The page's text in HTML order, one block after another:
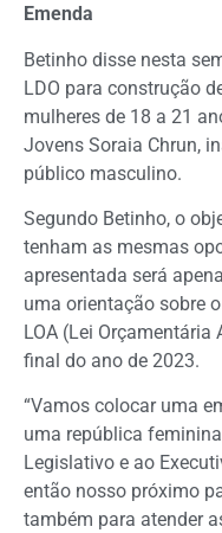
Emenda
Betinho disse nesta
LDO para construção
mulheres de 18 a 21
Jovens Soraia Chrun,
público masculino.
Segundo Betinho, o
tenham as mesmas
apresentada será
uma orientação sobre
LOA (Lei Orçamentária
final do ano de 2023.
“Vamos colocar uma
uma república
Legislativo e ao
então nosso próximo
também para atender